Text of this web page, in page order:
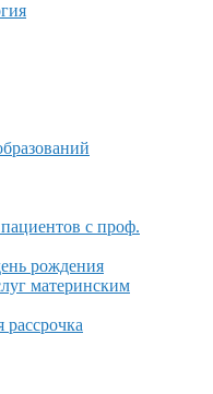
с проф.
рождения
материнским
рассрочка